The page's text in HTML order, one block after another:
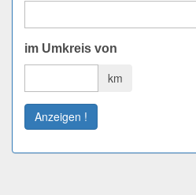
im Umkreis von
km
Anzeigen !